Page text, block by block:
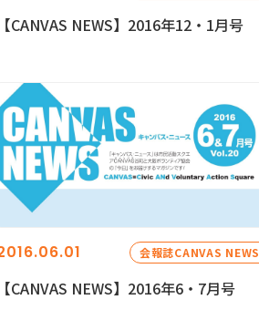
【CANVAS NEWS】2016年12・1月号
会報誌CANVAS NEWS
【CANVAS NEWS】2016年6・7月号